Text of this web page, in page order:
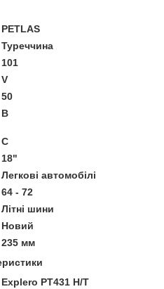
PETLAS
Туреччина
101
V
50
B
C
18"
Легкові автомобілі
64 - 72
Літні шини
Новий
235 мм
Explero PT431 H/T